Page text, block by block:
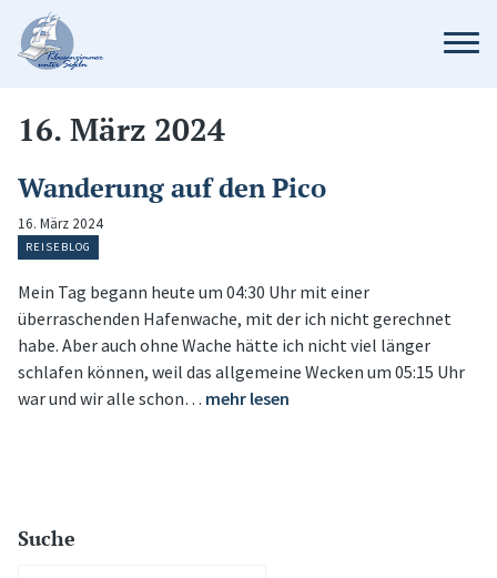
16. März 2024
Wanderung auf den Pico
16. März 2024
REISEBLOG
Mein Tag begann heute um 04:30 Uhr mit einer
überraschenden Hafenwache, mit der ich nicht gerechnet
habe. Aber auch ohne Wache hätte ich nicht viel länger
schlafen können, weil das allgemeine Wecken um 05:15 Uhr
war und wir alle schon… mehr lesen
Suche